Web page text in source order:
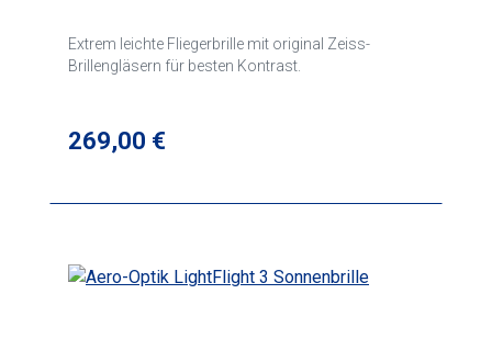
Extrem leichte Fliegerbrille mit original Zeiss-
Brillengläsern für besten Kontrast.
Regulärer Preis:
269,00 €